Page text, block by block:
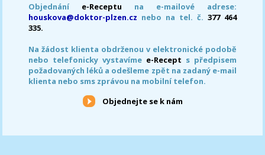
Objednání e-Receptu na e-mailové adrese:
houskova@doktor-plzen.cz nebo na tel. č. 377 464
335.
Na žádost klienta obdrženou v elektronické podobě
nebo telefonicky vystavíme e-Recept s předpisem
požadovaných léků a odešleme zpět na zadaný e-mail
klienta nebo sms zprávou na mobilní telefon.
Objednejte se k nám